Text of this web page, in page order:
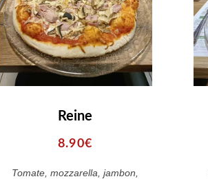
Reine
8.90€
Tomate, mozzarella, jambon,